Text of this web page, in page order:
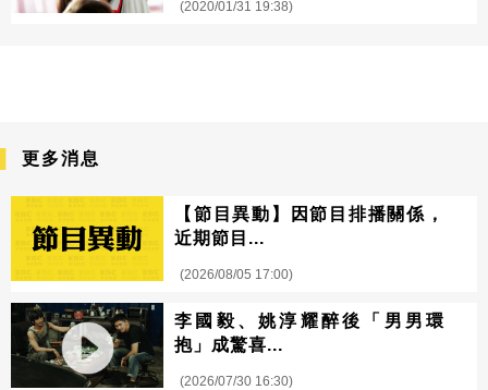
(2020/01/31 19:38)
更多消息
【節目異動】因節目排播關係，
近期節目...
(2026/08/05 17:00)
李國毅、姚淳耀醉後「男男環
抱」成驚喜...
(2026/07/30 16:30)